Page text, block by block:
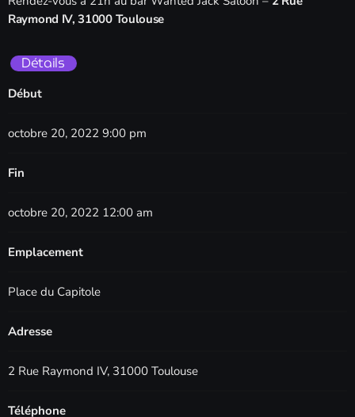
Raymond IV, 31000 Toulouse
Détails
Début
octobre 20, 2022 9:00 pm
Fin
octobre 20, 2022 12:00 am
Emplacement
Place du Capitole
Adresse
2 Rue Raymond IV, 31000 Toulouse
Téléphone